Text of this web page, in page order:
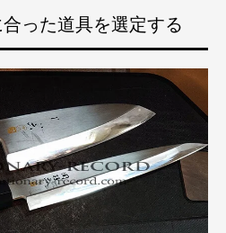
った道具を選定する